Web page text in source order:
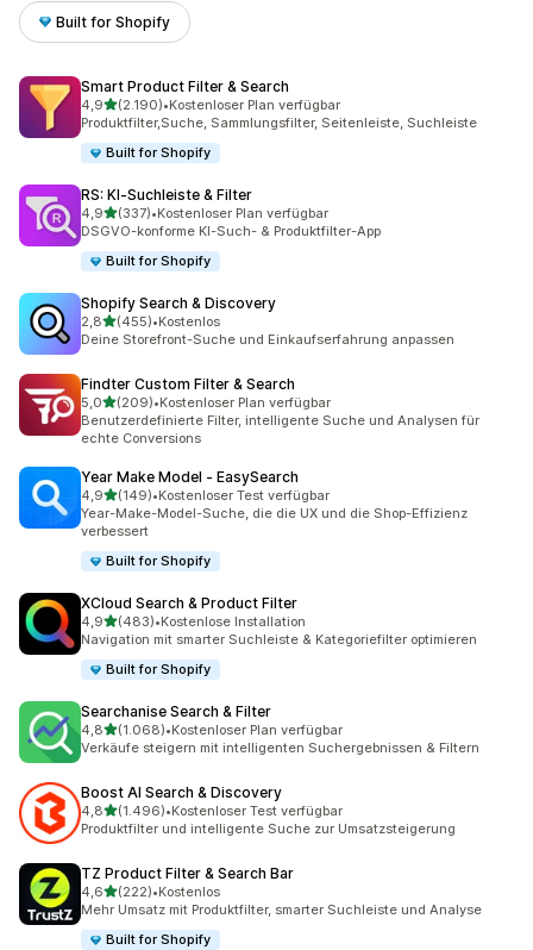
Built for Shopify
Smart Product Filter & Search
4,9von 5 Sternen
(2.190)
2190 Rezensionen insgesamt
•Kostenloser Plan verfügbar
Produktfilter,Suche, Sammlungsfilter, Seitenleiste, Suchleiste
Built for Shopify
RS: KI‑Suchleiste & Filter
4,9von 5 Sternen
(337)
337 Rezensionen insgesamt
•Kostenloser Plan verfügbar
DSGVO-konforme KI-Such- & Produktfilter-App
Built for Shopify
Shopify Search & Discovery
2,8von 5 Sternen
(455)
455 Rezensionen insgesamt
•Kostenlos
Deine Storefront-Suche und Einkaufserfahrung anpassen
Findter Custom Filter & Search
5,0von 5 Sternen
(209)
209 Rezensionen insgesamt
•Kostenloser Plan verfügbar
Benutzerdefinierte Filter, intelligente Suche und Analysen für
echte Conversions
Year Make Model ‑ EasySearch
4,9von 5 Sternen
(149)
149 Rezensionen insgesamt
•Kostenloser Test verfügbar
Year-Make-Model-Suche, die die UX und die Shop-Effizienz
verbessert
Built for Shopify
XCloud Search & Product Filter
4,9von 5 Sternen
(483)
483 Rezensionen insgesamt
•Kostenlose Installation
Navigation mit smarter Suchleiste & Kategoriefilter optimieren
Built for Shopify
Searchanise Search & Filter
4,8von 5 Sternen
(1.068)
1068 Rezensionen insgesamt
•Kostenloser Plan verfügbar
Verkäufe steigern mit intelligenten Suchergebnissen & Filtern
Boost AI Search & Discovery
4,8von 5 Sternen
(1.496)
1496 Rezensionen insgesamt
•Kostenloser Test verfügbar
Produktfilter und intelligente Suche zur Umsatzsteigerung
TZ Product Filter & Search Bar
4,6von 5 Sternen
(222)
222 Rezensionen insgesamt
•Kostenlos
Mehr Umsatz mit Produktfilter, smarter Suchleiste und Analyse
Built for Shopify